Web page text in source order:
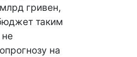
гривен,
таким
на